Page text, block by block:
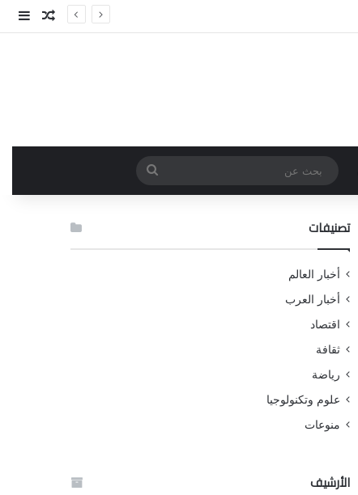
مقال
بحث
عن
تصنيفات
أخبار العالم
أخبار العرب
اقتصاد
ثقافة
رياضة
علوم وتكنولوجيا
منوعات
الأرشيف